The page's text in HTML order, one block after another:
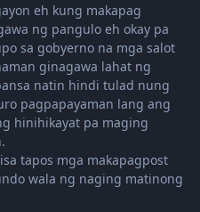
eh kung makapag
ng pangulo eh okay pa
sa gobyerno na mga salot
ginagawa lahat ng
natin hindi tulad nung
pagpapayaman lang ang
hinihikayat pa maging
tapos mga makapagpost
wala ng naging matinong